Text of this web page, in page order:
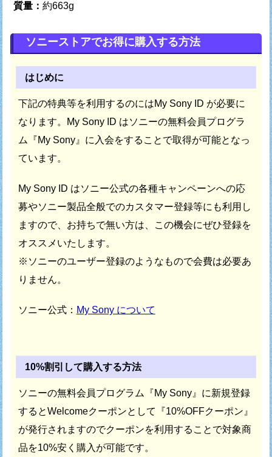
質量： 約663g
ソニーストアでお得に購入する方法
はじめに
下記の特典等を利用するのにはMy Sony ID が必要に
なります。
My Sony ID はソニーの無料会員プログラ
ム『My Sony』に 入会をすることで取得が可能となっ
ています。
My Sony ID はソニー公式の各種キャンペーンへの応
募やソニー製品全般でのカスタマー登録等にも利用し
ますので、 お持ちで無い方は、この機会にぜひ登録を
オススメいたします。
※ソニーのユーザー登録のようなもので会費は必要あ
りません。
ソニー公式： My Sony について
10%割引して購入する方法
ソニーの無料会員プログラム『My Sony』に新規登録
するとWelcomeクーポンとして『10%OFFクーポン』
が発行されますのでクーポンを利用することで対象商
品を10%安く購入が可能です。